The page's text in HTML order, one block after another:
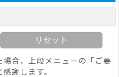
リセット
合、上段メニューの「ご要
謝します。